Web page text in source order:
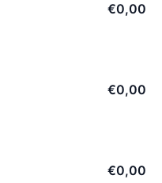
€0,00
€0,00
€0,00